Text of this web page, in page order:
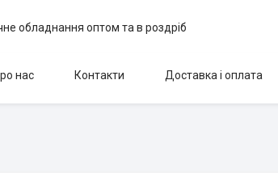
обладнання оптом та в роздріб
нас Контакти Доставка і оплата